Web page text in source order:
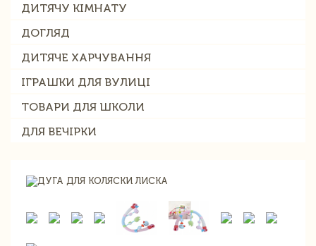
ДИТЯЧУ КІМНАТУ
ДОГЛЯД
ДИТЯЧЕ ХАРЧУВАННЯ
ІГРАШКИ ДЛЯ ВУЛИЦІ
ТОВАРИ ДЛЯ ШКОЛИ
ДЛЯ ВЕЧІРКИ